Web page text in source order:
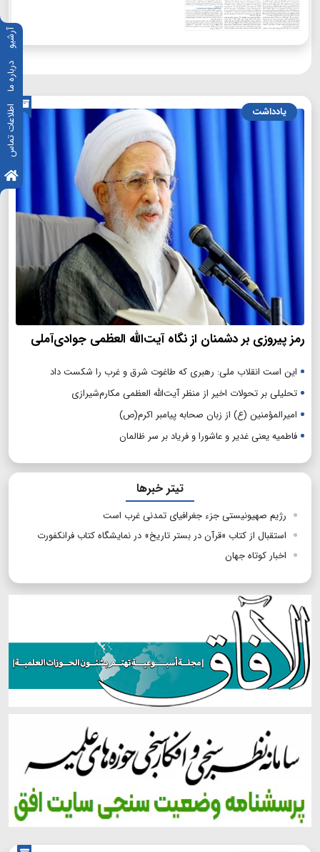
آرشیو
درباره ما
اطلاعات تماس یادداشت
رمز پیروزی بر دشمنان از نگاه آیت‌الله العظمی جوادی‌آملی
این است انقلاب ملی: رهبری که طاغوت شرق و غرب را شکست داد
تحلیلی بر تحولات اخیر از منظر آیت‌الله العظمی مکارم‌شیرازی
امیرالمؤمنین (ع) از زبان صحابه پیامبر اکرم(ص)
فاطمیه یعنی غدیر و عاشورا و فریاد بر سر ظالمان
تیتر خبرها
رژیم صهیونیستی جزء جغرافیای تمدنی غرب است
استقبال از کتاب «قرآن در بستر تاریخ» در نمایشگاه کتاب فرانکفورت
اخبار کوتاه جهان